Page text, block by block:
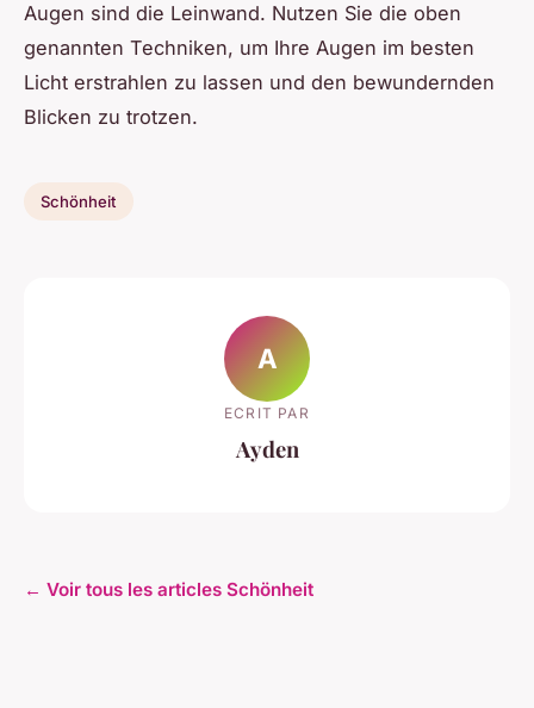
Augen sind die Leinwand. Nutzen Sie die oben
genannten Techniken, um Ihre Augen im besten
Licht erstrahlen zu lassen und den bewundernden
Blicken zu trotzen.
Schönheit
A
ECRIT PAR
Ayden
← Voir tous les articles Schönheit